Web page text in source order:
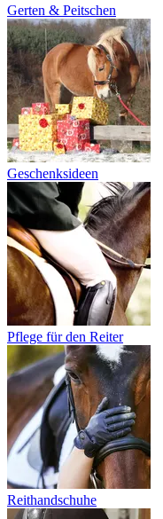
Gerten & Peitschen
Geschenksideen
Pflege für den Reiter
Reithandschuhe